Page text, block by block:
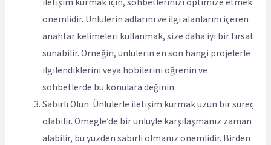
iletişim kurmak için, sohbetlerinizi optimize etmek
önemlidir. Ünlülerin adlarını ve ilgi alanlarını içeren
anahtar kelimeleri kullanmak, size daha iyi bir fırsat
sunabilir. Örneğin, ünlülerin en son hangi projelerle
ilgilendiklerini veya hobilerini öğrenin ve
sohbetlerde bu konulara değinin.
Sabırlı Olun: Ünlülerle iletişim kurmak uzun bir süreç
olabilir. Omegle’de bir ünlüyle karşılaşmanız zaman
alabilir, bu yüzden sabırlı olmanız önemlidir. Birden